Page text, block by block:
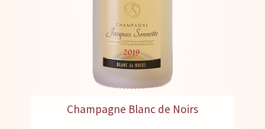
Champagne Blanc de Noirs